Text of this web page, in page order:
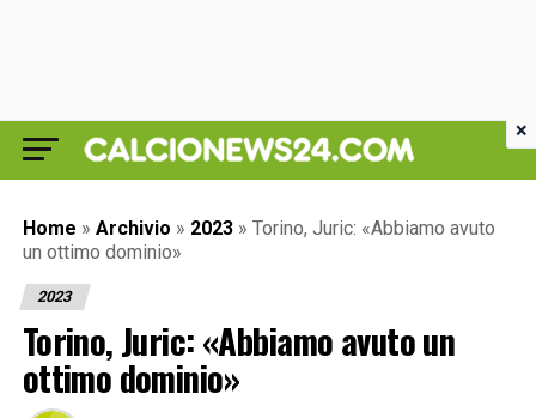
Home » Archivio » 2023 » Torino, Juric: «Abbiamo avuto
un ottimo dominio»
2023
Torino, Juric: «Abbiamo avuto un
ottimo dominio»
×